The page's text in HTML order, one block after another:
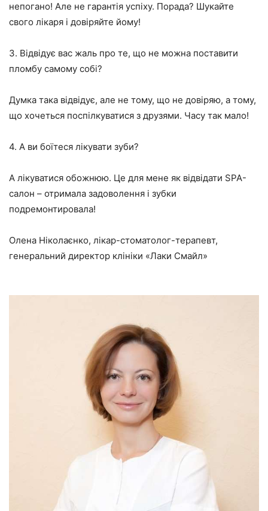
непогано! Але не гарантія успіху. Порада? Шукайте
свого лікаря і довіряйте йому!
3. Відвідує вас жаль про те, що не можна поставити
пломбу самому собі?
Думка така відвідує, але не тому, що не довіряю, а тому,
що хочеться поспілкуватися з друзями. Часу так мало!
4. А ви боїтеся лікувати зуби?
А лікуватися обожнюю. Це для мене як відвідати SPA-
салон – отримала задоволення і зубки
подремонтировала!
Олена Ніколаєнко, лікар-стоматолог-терапевт,
генеральний директор клініки «Лаки Смайл»